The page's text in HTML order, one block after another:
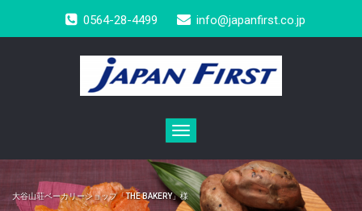
0564-28-4499 info@japanfirst.co.jp
Toggle
navigation
大谷山荘ベーカリーショップ「THE BAKERY」様